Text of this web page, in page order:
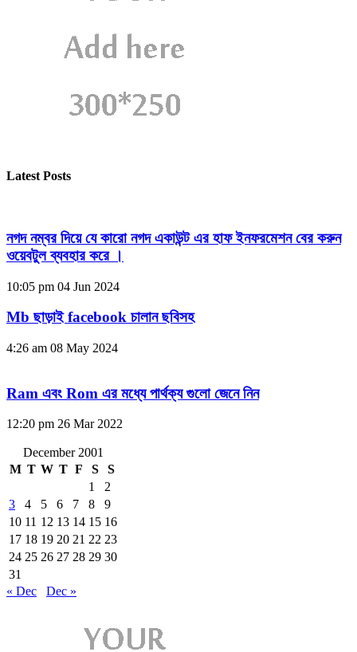
Latest Posts
নগদ নম্বর দিয়ে যে কারো নগদ একাউন্ট এর হাফ ইনফরমেশন বের করুন
ওয়েবটুল ব্যবহার করে ।
10:05 pm 04 Jun 2024
Mb ছাড়াই facebook চালান ছবিসহ
4:26 am 08 May 2024
Ram এবং Rom এর মধ্যে পার্থক্য গুলো জেনে নিন
12:20 pm 26 Mar 2022
December 2001
M T W T F S
S
1
2
3
4 5 6 7 8
9
10 11 12 13 14 15 16
17 18 19 20 21 22 23
24 25 26 27 28 29 30
31
« Dec
Dec »